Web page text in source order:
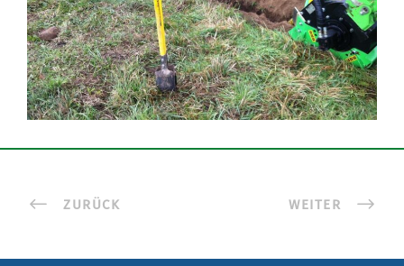
ZURÜCK WEITER